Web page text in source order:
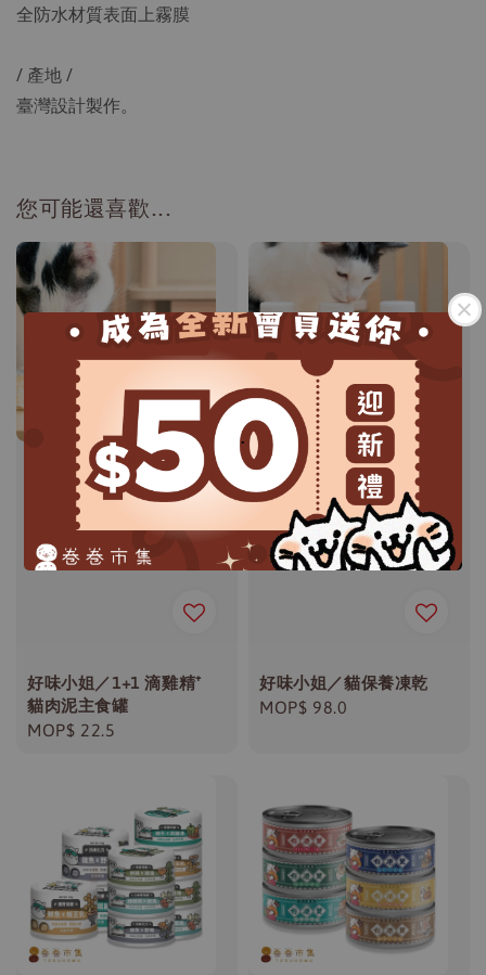
.
全防水材質表面上霧膜
/ 產地 /
臺灣設計製作。
您可能還喜歡...
好味小姐／1+1 滴雞精⁺
貓肉泥主食罐
Regular
MOP$ 22.5
好味小姐／貓保養凍乾
Regular
MOP$ 98.0